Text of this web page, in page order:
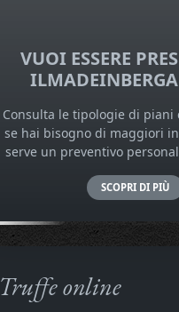
VUOI ESSERE
Consulta le tipologie di piani
se hai bisogno di maggiori
serve un preventivo
SCOPRI DI PIÙ
Truffe online